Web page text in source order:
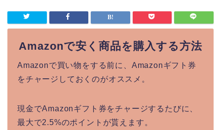
Amazonで安く商品を購入する方法
Amazonで買い物をする前に、Amazonギフト券
をチャージしておくのがオススメ。
現金でAmazonギフト券をチャージするたびに、
最大で2.5%のポイントが貰えます。